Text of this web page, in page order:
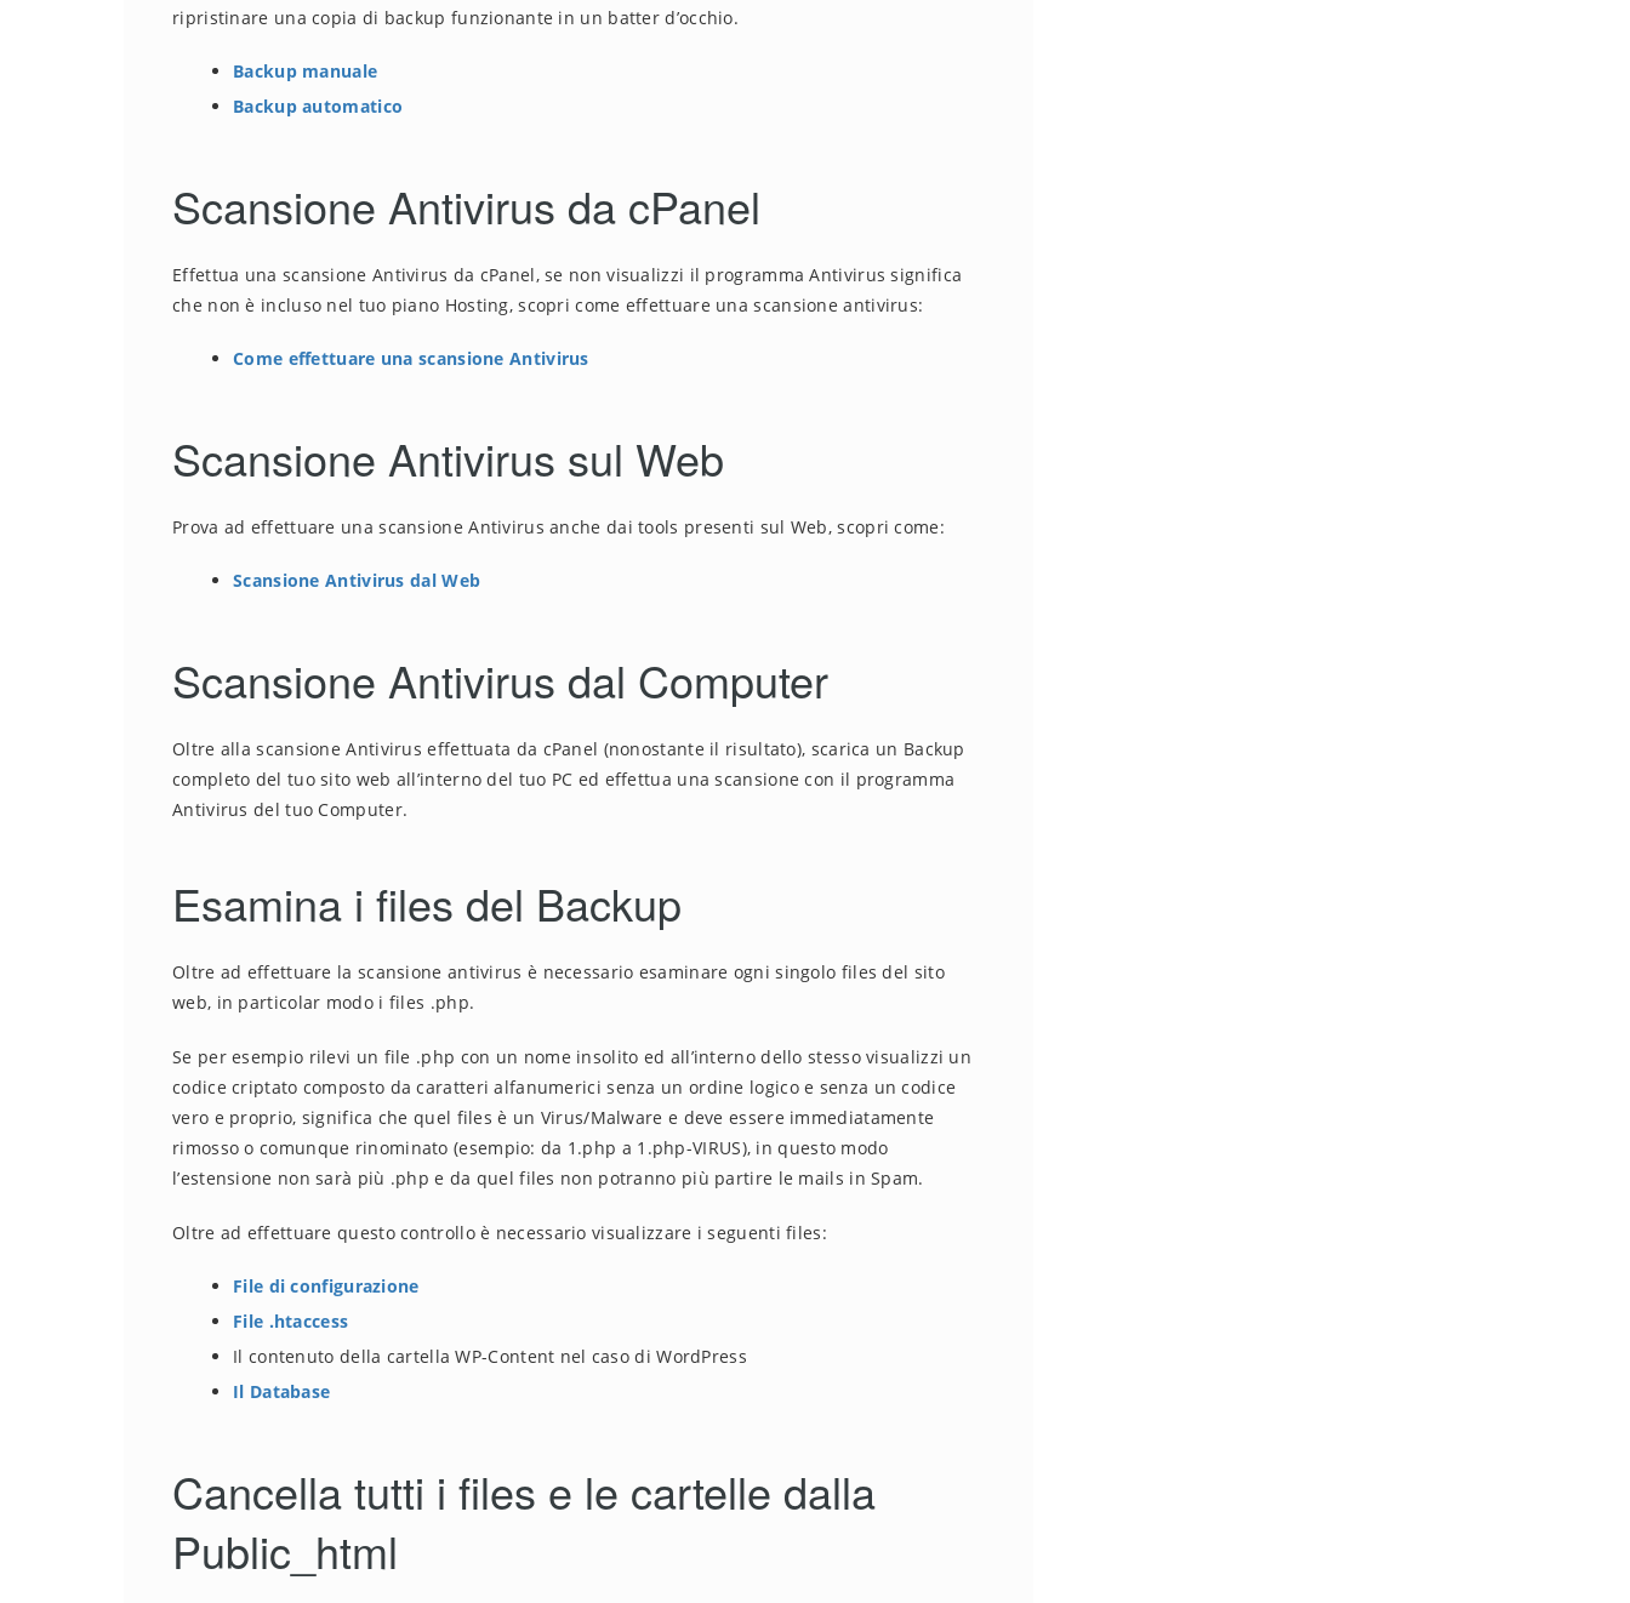
ripristinare una copia di backup funzionante in un batter d’occhio.
Backup manuale
Backup automatico
Scansione Antivirus da cPanel
Effettua una scansione Antivirus da cPanel, se non visualizzi il programma Antivirus significa
che non è incluso nel tuo piano Hosting, scopri come effettuare una scansione antivirus:
Come effettuare una scansione Antivirus
Scansione Antivirus sul Web
Prova ad effettuare una scansione Antivirus anche dai tools presenti sul Web, scopri come:
Scansione Antivirus dal Web
Scansione Antivirus dal Computer
Oltre alla scansione Antivirus effettuata da cPanel (nonostante il risultato), scarica un Backup
completo del tuo sito web all’interno del tuo PC ed effettua una scansione con il programma
Antivirus del tuo Computer.
Esamina i files del Backup
Oltre ad effettuare la scansione antivirus è necessario esaminare ogni singolo files del sito
web, in particolar modo i files .php.
Se per esempio rilevi un file .php con un nome insolito ed all’interno dello stesso visualizzi un
codice criptato composto da caratteri alfanumerici senza un ordine logico e senza un codice
vero e proprio, significa che quel files è un Virus/Malware e deve essere immediatamente
rimosso o comunque rinominato (esempio: da 1.php a 1.php-VIRUS), in questo modo
l’estensione non sarà più .php e da quel files non potranno più partire le mails in Spam.
Oltre ad effettuare questo controllo è necessario visualizzare i seguenti files:
File di configurazione
File .htaccess
Il contenuto della cartella WP-Content nel caso di WordPress
Il Database
Cancella tutti i files e le cartelle dalla
Public_html